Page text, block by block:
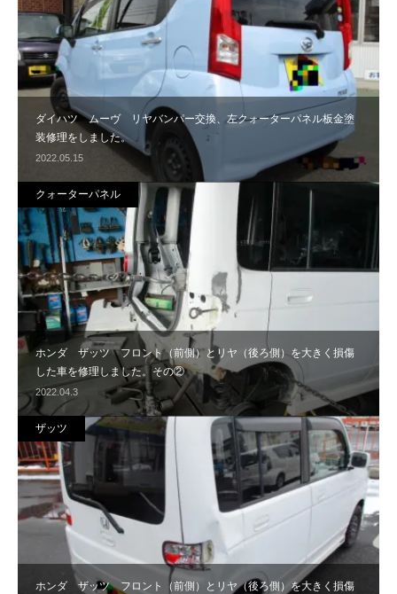
ダイハツ ムーヴ リヤバンパー交換、左クォーターパネル板金塗
装修理をしました。
2022.05.15
ホンダ ザッツ フロント（前側）とリヤ（後ろ側）を大きく損傷
した車を修理しました。その②
2022.04.3
クォーターパネル
ホンダ ザッツ フロント（前側）とリヤ（後ろ側）を大きく損傷
ザッツ